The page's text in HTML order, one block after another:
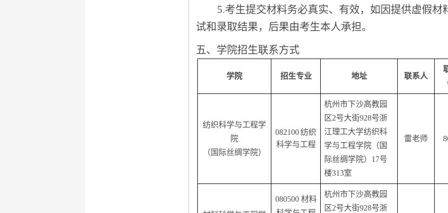
5.考生提交材料务必真实、有效，如因提供虚假材
试和录取结果，后果由考生本人承担。
五、学院招生联系方式
学院 招生专业 地址 联系人
纺织科学与工程学
院
（国际丝绸学院）
082100纺织
科学与工程
杭州市下沙高教园
区2号大街928号浙
江理工大学纺织科
学与工程学院（国
际丝绸学院）17号
楼313室
雷老师
080500 材料
杭州市下沙高教园
区2号大街928号浙